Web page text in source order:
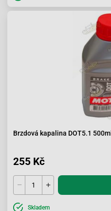
Brzdová kapalina DOT5.1 500ml
255 Kč
Skladem